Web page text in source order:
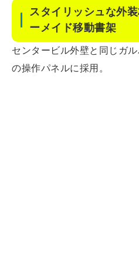
スタイリッシュな外
ーメイド移動書架
センタービル外壁と同じガ
の操作パネルに採用。